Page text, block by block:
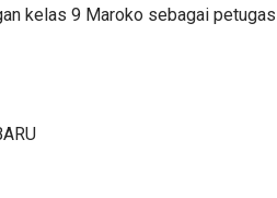
kelas 9 Maroko sebagai petugas